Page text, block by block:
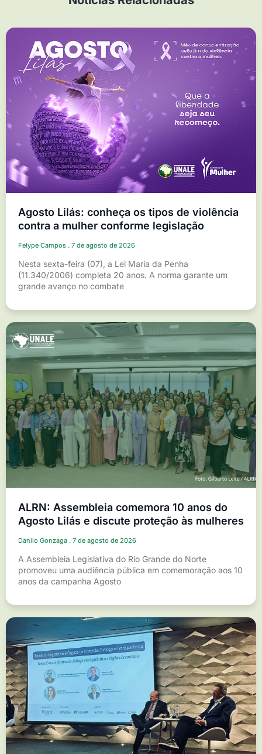
Agosto Lilás: conheça os tipos de violência
contra a mulher conforme legislação
Felype Campos 7 de agosto de 2026
Nesta sexta-feira (07), a Lei Maria da Penha
(11.340/2006) completa 20 anos. A norma garante um
grande avanço no combate
ALRN: Assembleia comemora 10 anos do
Agosto Lilás e discute proteção às mulheres
Danilo Gonzaga 7 de agosto de 2026
A Assembleia Legislativa do Rio Grande do Norte
promoveu uma audiência pública em comemoração aos 10
anos da campanha Agosto